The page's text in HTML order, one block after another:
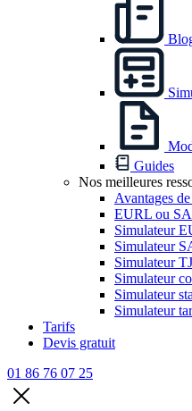
Guides
Nos meilleures
Avantages
EURL ou
Simulateur
Simulateur
Simulateur
Simulateur
Simulateur
Simulateur
Tarifs
Devis gratuit
01 86 76 07 25